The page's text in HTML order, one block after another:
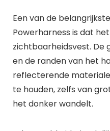
Een van de
Powerharness is dat
zichtbaarheidsvest. De
en de randen van het
reflecterende
te houden, zelfs van
het donker wandelt.